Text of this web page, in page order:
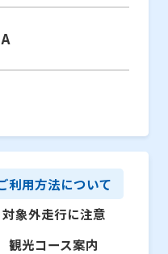
利用方法について
対象外走行に注意
観光コース案内